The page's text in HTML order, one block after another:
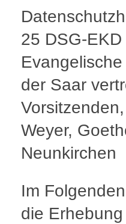
25 DSG-
der Saar
Weyer,
Neunkirchen
Im
die